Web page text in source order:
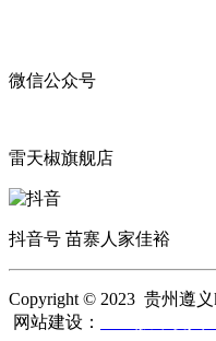
微信公众号
雷天椒旗舰店
抖音号 苗寨人家佳裕
Copyright © 2023 贵州遵
网站建设：